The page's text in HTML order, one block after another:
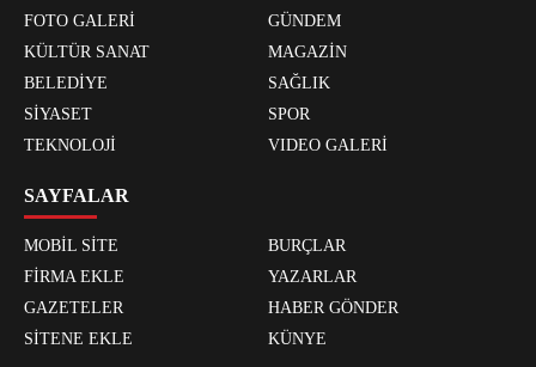
FOTO GALERİ
GÜNDEM
KÜLTÜR SANAT
MAGAZİN
BELEDİYE
SAĞLIK
SİYASET
SPOR
TEKNOLOJİ
VIDEO GALERİ
SAYFALAR
MOBİL SİTE
BURÇLAR
FİRMA EKLE
YAZARLAR
GAZETELER
HABER GÖNDER
SİTENE EKLE
KÜNYE